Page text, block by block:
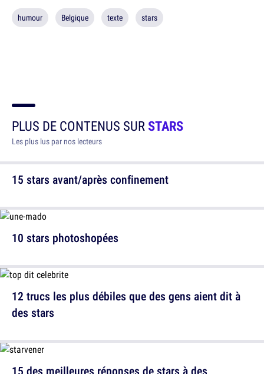
humour Belgique texte stars
PLUS DE CONTENUS SURSTARS
Les plus lus par nos lecteurs
15 stars avant/après confinement
12 trucs les plus débiles que des gens aient dit à
des stars
10 stars photoshopées